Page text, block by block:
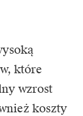
które
wzrost
koszty